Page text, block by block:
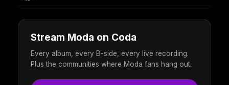
Stream Moda on Coda
Every album, every B-side, every live recording.
Plus the communities where Moda fans hang out.